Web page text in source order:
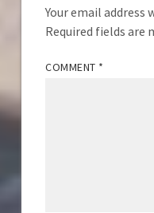
Your email address
Required fields are
COMMENT *